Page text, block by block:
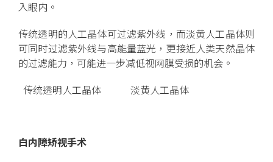
入眼内。
传统透明的人工晶体可过滤紫外线，而淡黄人工晶体则
可同时过滤紫外线与高能量蓝光，更接近人类天然晶体
的过滤能力，可能进一步减低视网膜受损的机会。
传统透明人工晶体 淡黄人工晶体
白内障矫视手术